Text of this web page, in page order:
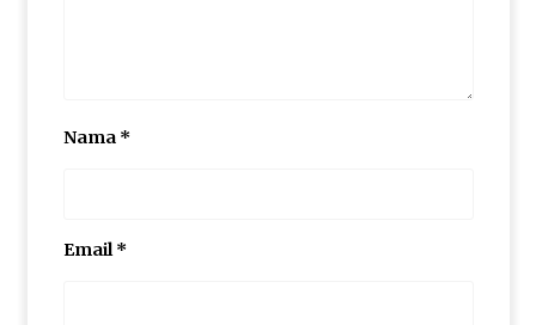
Nama *
Email *